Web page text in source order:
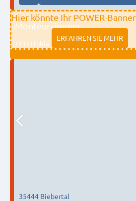
Hier könnte Ihr POWER-
ERFAHREN SIE MEHR
Monteurzimmer
11333 fulda
35444 Biebertal